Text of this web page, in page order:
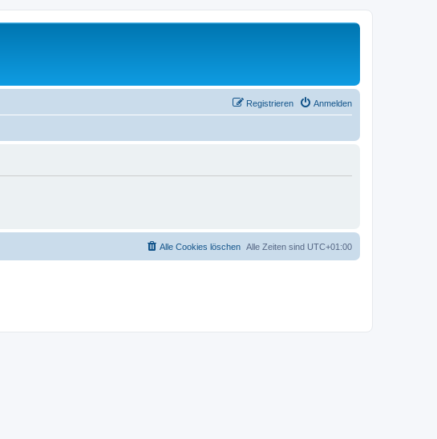
Anmelden
Registrieren
Alle Zeiten sind UTC+01:00
Alle Cookies löschen